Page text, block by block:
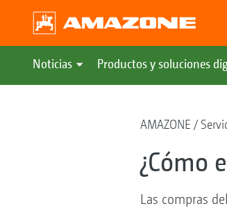
Búsqueda
Noticias Productos y soluciones
AMAZONE
¿Cómo
Las compras